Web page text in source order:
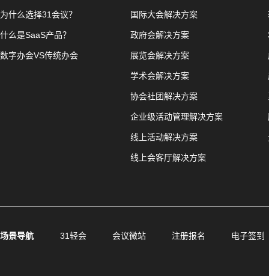
为什么选择31会议？
什么是SaaS产品？
数字办会VS传统办会
国际大会解决方案
政府会解决方案
展览会解决方案
学术会解决方案
协会社团解决方案
企业级活动管理解决方案
线上活动解决方案
线上会客厅解决方案
场景导航 31轻会 会议微站 注册报名 电子签到